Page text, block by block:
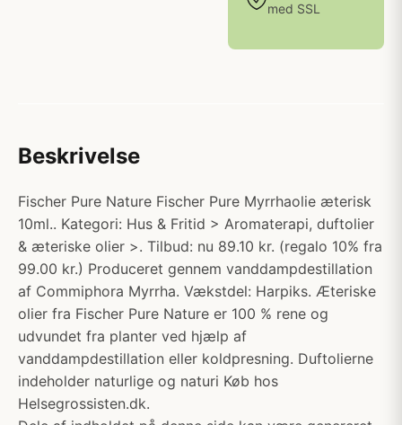
med SSL
Beskrivelse
Fischer Pure Nature Fischer Pure Myrrhaolie æterisk
10ml.. Kategori: Hus & Fritid > Aromaterapi, duftolier
& æteriske olier >. Tilbud: nu 89.10 kr. (regalo 10% fra
99.00 kr.) Produceret gennem vanddampdestillation
af Commiphora Myrrha. Vækstdel: Harpiks. Æteriske
olier fra Fischer Pure Nature er 100 % rene og
udvundet fra planter ved hjælp af
vanddampdestillation eller koldpresning. Duftolierne
indeholder naturlige og naturi Køb hos
Helsegrossisten.dk.